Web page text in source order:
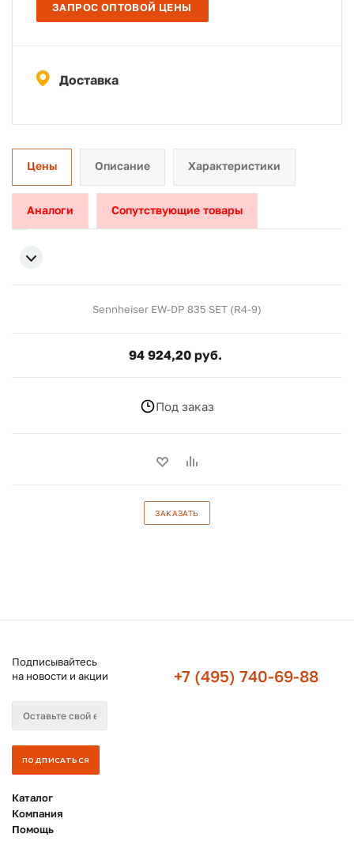
ЗАПРОС ОПТОВОЙ ЦЕНЫ
Доставка
Цены Описание Характеристики
Аналоги Сопутствующие товары
Sennheiser EW-DP 835 SET (R4-9)
94 924,20 руб.
Под заказ
ЗАКАЗАТЬ
Подписывайтесь
на новости и акции
+7 (495) 740-69-88
Каталог
Компания
Помощь